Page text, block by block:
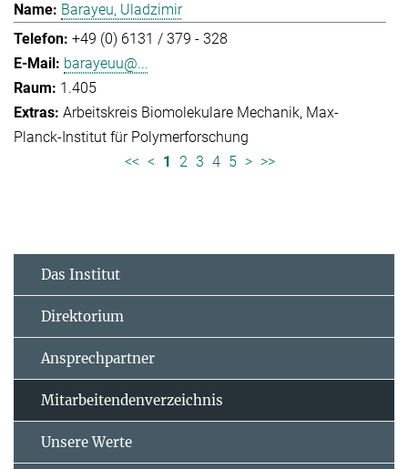
Barayeu, Uladzimir
+49 (0) 6131 / 379 - 328
barayeuu@...
1.405
Arbeitskreis Biomolekulare Mechanik Max-
Planck-Institut für Polymerforschung
<< < 1 2 3 4 5 > >>
Das Institut
Direktorium
Ansprechpartner
Mitarbeitendenverzeichnis
Unsere Werte